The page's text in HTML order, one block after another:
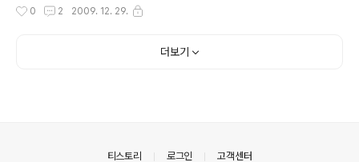
0 2 2009. 12. 29.
더보기
티스토리 로그인 고객센터